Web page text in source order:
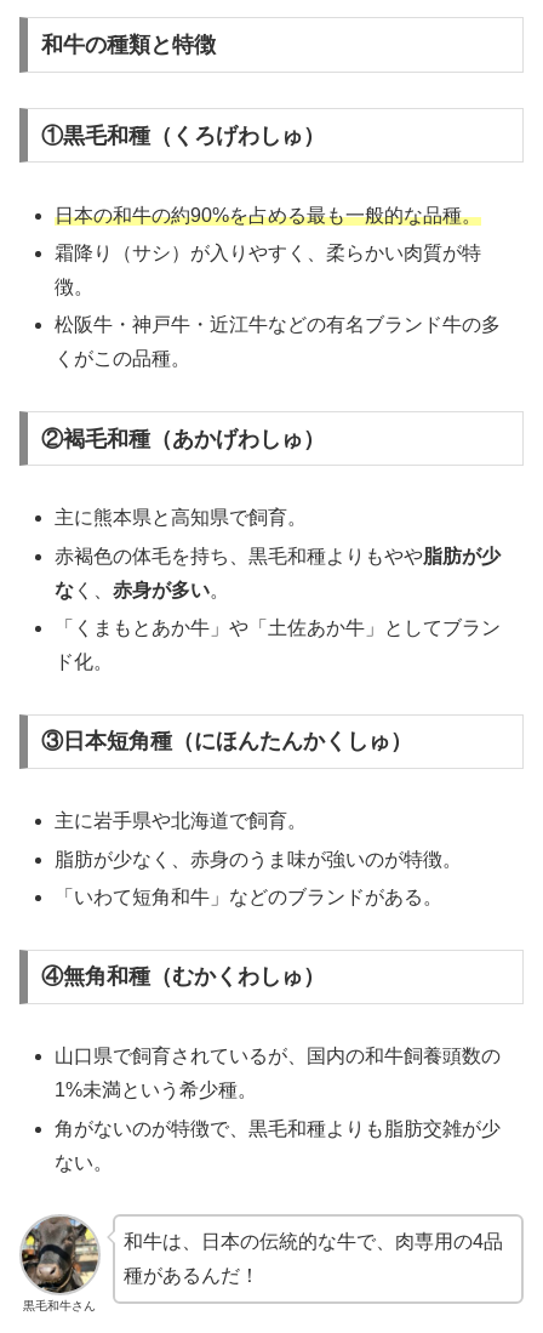
和牛の種類と特徴
①黒毛和種（くろげわしゅ）
日本の和牛の約90%を占める最も一般的な品種。
霜降り（サシ）が入りやすく、柔らかい肉質が特
徴。
松阪牛・神戸牛・近江牛などの有名ブランド牛の多
くがこの品種。
②褐毛和種（あかげわしゅ）
主に熊本県と高知県で飼育。
赤褐色の体毛を持ち、黒毛和種よりもやや脂肪が少
な く、赤身が多い。
「くまもとあか牛」や「土佐あか牛」としてブラン
ド化。
③日本短角種（にほんたんかくしゅ）
主に岩手県や北海道で飼育。
脂肪が少なく、赤身のうま味が強いのが特徴。
「いわて短角和牛」などのブランドがある。
④無角和種（むかくわしゅ）
山口県で飼育されているが、国内の和牛飼養頭数の
1%未満という希少種。
角がないのが特徴で、黒毛和種よりも脂肪交雑が少
ない。
黒毛和牛さん
和牛は、日本の伝統的な牛で、肉専用の4品
種があるんだ！